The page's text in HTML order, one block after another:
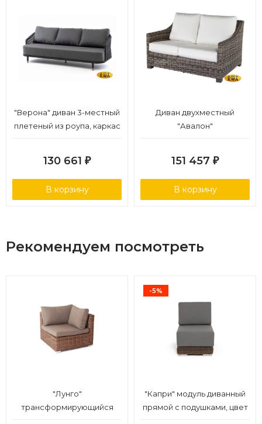
"Верона" диван 3-местный
плетеный из роупа, каркас
темно-серый круглый,
ткань темно-серая 027
130 661 ₽
В корзину
Диван двухместный
"Авалон"
151 457 ₽
В корзину
Рекомендуем посмотреть
"Лунго"
трансформирующийся
-5%
"Капри" модуль диванный
прямой с подушками, цвет